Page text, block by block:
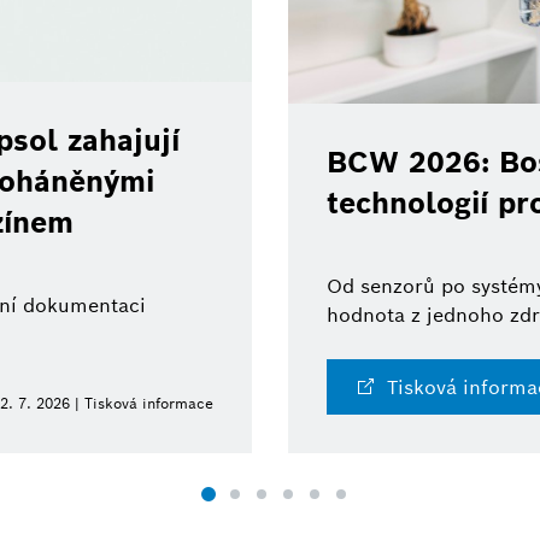
zahajují
dokumentaci
7. 2026 | Tisková informace
BCW 2026:
technologií
Od senzorů po
hodnota z jednoho
Tisková